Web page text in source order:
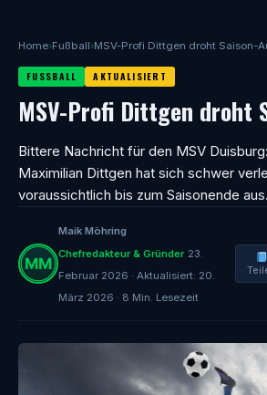
Home›Fußball›MSV-Profi Dittgen droht Saison-
FUSSBALL AKTUALISIERT
MSV-Profi Dittgen droht
Bittere Nachricht für den MSV
Maximilian Dittgen hat sich schwer
voraussichtlich bis zum Saisonende aus.
Maik Möhring
Chefredakteur & Gründer 23.
Februar 2026 · Aktualisiert: 20.
März 2026 · 8 Min. Lesezeit